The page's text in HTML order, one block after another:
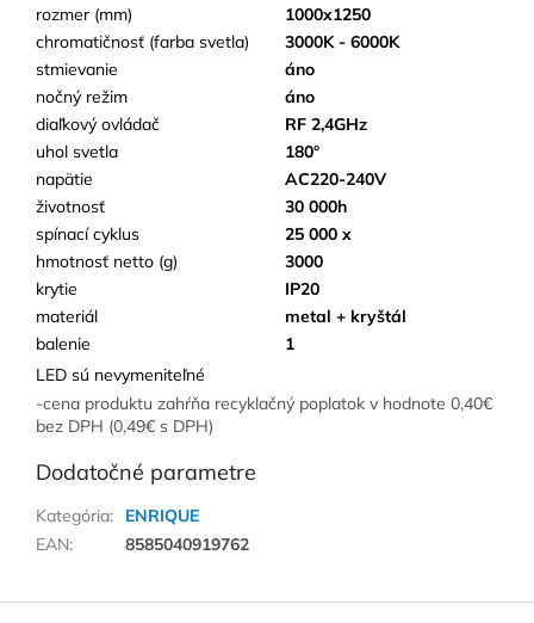
rozmer (mm)
1000x1250
chromatičnosť (farba svetla)
3000K - 6000K
stmievanie
áno
nočný režim
áno
diaľkový ovládač
RF 2,4GHz
uhol svetla
180°
napätie
AC220-240V
životnosť
30 000h
spínací cyklus
25 000 x
hmotnosť netto (g)
3000
krytie
IP20
materiál
metal + kryštál
balenie
1
LED sú nevymeniteľné
-cena produktu zahŕňa recyklačný poplatok v hodnote 0,40€
bez DPH (0,49€ s DPH)
Dodatočné parametre
Kategória:
ENRIQUE
EAN: 8585040919762